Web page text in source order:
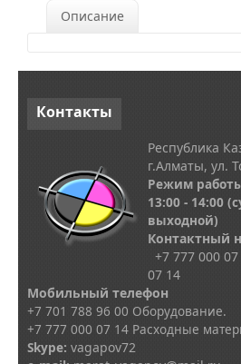
Описание
Контакты
Республика
г.Алматы, ул.
Режим
13:00 - 14:00
выходной)
Контактный
+7 777 000
07 14
Мобильный телефон
+7 701 788 96 00 Оборудование.
+7 777 000 07 14 Расходные
Skype: vagapov72